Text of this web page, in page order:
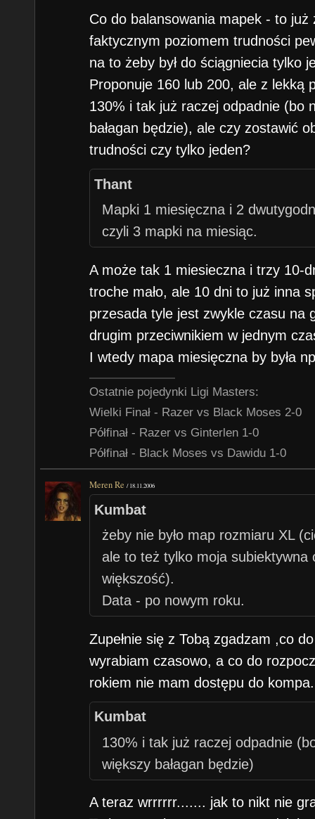
Co do balansowania mapek - to
faktycznym poziomem trudności
na to żeby był do ściągniecia tylko
Proponuje 160 lub 200, ale z lekką
130% i tak już raczej odpadnie (bo
bałagan będzie), ale czy zostawić
trudności czy tylko jeden?
Thant
Mapki 1 miesięczna i 2
czyli 3 mapki na miesiąc.
A może tak 1 miesieczna i trzy 10-
troche mało, ale 10 dni to już inna
przesada tyle jest zwykle czasu na
drugim przeciwnikiem w jednym
I wtedy mapa miesięczna by była
Ostatnie pojedynki Ligi Masters:
Wielki Finał - Razer vs Black Moses 2-0
Półfinał - Razer vs Ginterlen 1-0
Półfinał - Black Moses vs Dawidu 1-0
Meren Re /18.11.2006
Kumbat
żeby nie było map rozmiaru XL
ale to też tylko moja subiektywna
większość).
Data - po nowym roku.
Zupełnie się z Tobą zgadzam ,co
wyrabiam czasowo, a co do
rokiem nie mam dostępu do kompa.
Kumbat
130% i tak już raczej odpadnie
większy bałagan będzie)
A teraz wrrrrrr....... jak to nikt nie